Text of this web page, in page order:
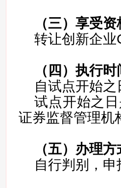
（三） 享受资
转让创新企业
（四）执行时
自试点开始之
试点开始之
证券监督管理机
（五）办理方
自行判别，